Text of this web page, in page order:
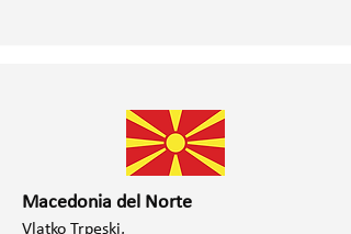
Macedonia del Norte
Vlatko Trpeski,